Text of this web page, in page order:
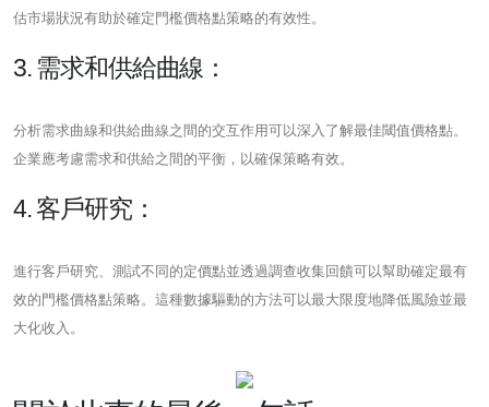
估市場狀況有助於確定門檻價格點策略的有效性。
3. 需求和供給曲線：
分析需求曲線和供給曲線之間的交互作用可以深入了解最佳閾值價格點。
企業應考慮需求和供給之間的平衡，以確保策略有效。
4. 客戶研究：
進行客戶研究、測試不同的定價點並透過調查收集回饋可以幫助確定最有
效的門檻價格點策略。這種數據驅動的方法可以最大限度地降低風險並最
大化收入。